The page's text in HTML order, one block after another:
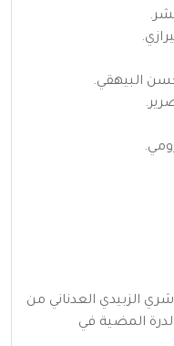
البيهقي.
الزبيدي العدناني من
828 هـ، شارح الدرة المضية في